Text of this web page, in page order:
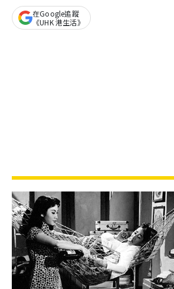
在Google追蹤
《UHK 港生活》